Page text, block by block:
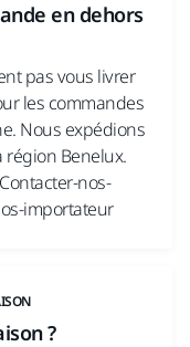
en dehors
pas vous livrer
les commandes
Nous expédions
Benelux.
nos-
importateur
?